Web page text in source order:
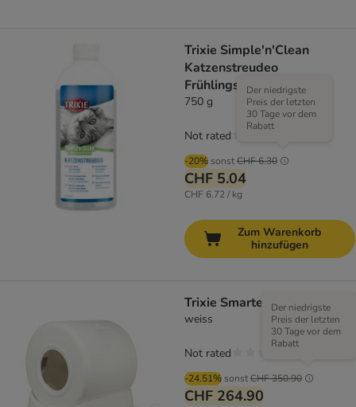
Trixie Simple'n'Clean
Katzenstreudeo
Frühlingsfrisch
750 g
-20% sonstCHF 6.30
Der niedrigste
Preis der letzten
30 Tage vor dem
Rabatt
CHF 5.04
CHF 6.72 / kg
Not rated
Zum Warenkorb
hinzufügen
Trixie Smarte Katzentoilette
weiss
-24.51% sonstCHF 350.90
Der niedrigste
Preis der letzten
30 Tage vor dem
Rabatt
CHF 264.90
Not rated